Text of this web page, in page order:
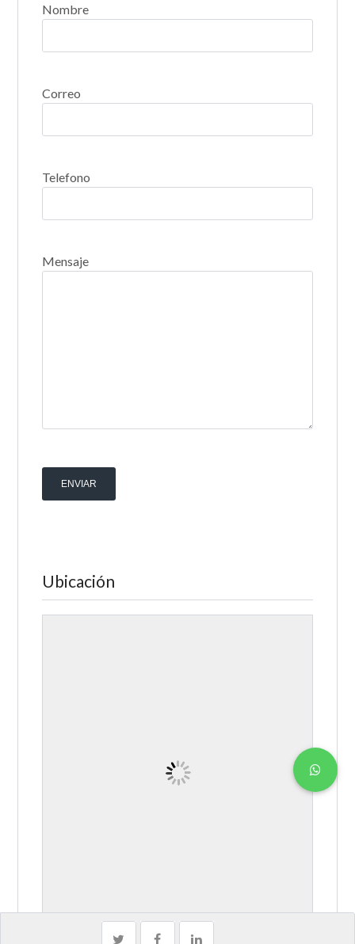
Nombre
Correo
Telefono
Mensaje
Ubicación